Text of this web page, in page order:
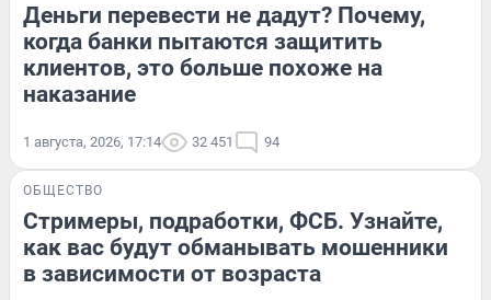
Деньги перевести не дадут? Почему,
когда банки пытаются защитить
клиентов, это больше похоже на
наказание
1 августа, 2026, 17:14 32 451 94
ОБЩЕСТВО
Стримеры, подработки, ФСБ. Узнайте,
как вас будут обманывать мошенники
в зависимости от возраста